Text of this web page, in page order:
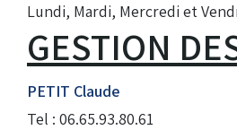
Lundi, Mardi, Mercredi et
GESTION
PETIT Claude
Tel : 06.65.93.80.61